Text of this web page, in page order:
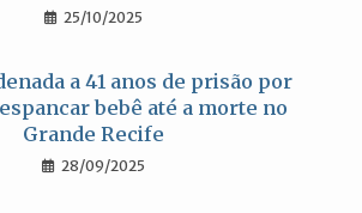
25/10/2025
a 41 anos de prisão por
bebê até a morte no
Grande Recife
28/09/2025